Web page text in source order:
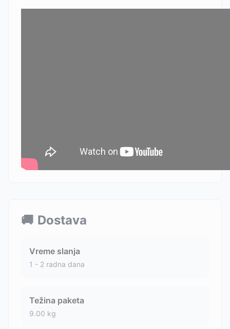
🚚 Dostava
Vreme slanja
1 - 2 radna dana
Težina paketa
9.00 kg